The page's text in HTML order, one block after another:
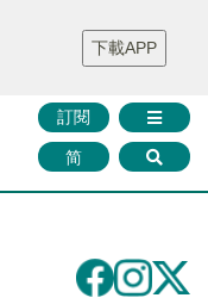
財華證券 媒體矩陣
智庫沙龍
聯絡我們
訂閱
简
下載APP